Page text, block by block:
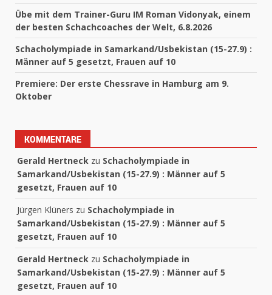
Übe mit dem Trainer-Guru IM Roman Vidonyak, einem
der besten Schachcoaches der Welt, 6.8.2026
Schacholympiade in Samarkand/Usbekistan (15-27.9) :
Männer auf 5 gesetzt, Frauen auf 10
Premiere: Der erste Chessrave in Hamburg am 9.
Oktober
KOMMENTARE
Gerald Hertneck zu Schacholympiade in
Samarkand/Usbekistan (15-27.9) : Männer auf 5
gesetzt, Frauen auf 10
Jürgen Klüners zu Schacholympiade in
Samarkand/Usbekistan (15-27.9) : Männer auf 5
gesetzt, Frauen auf 10
Gerald Hertneck zu Schacholympiade in
Samarkand/Usbekistan (15-27.9) : Männer auf 5
gesetzt, Frauen auf 10